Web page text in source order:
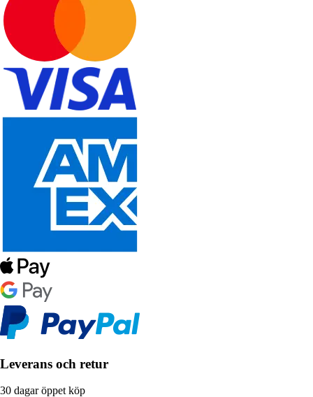
Leverans och retur
30 dagar öppet köp